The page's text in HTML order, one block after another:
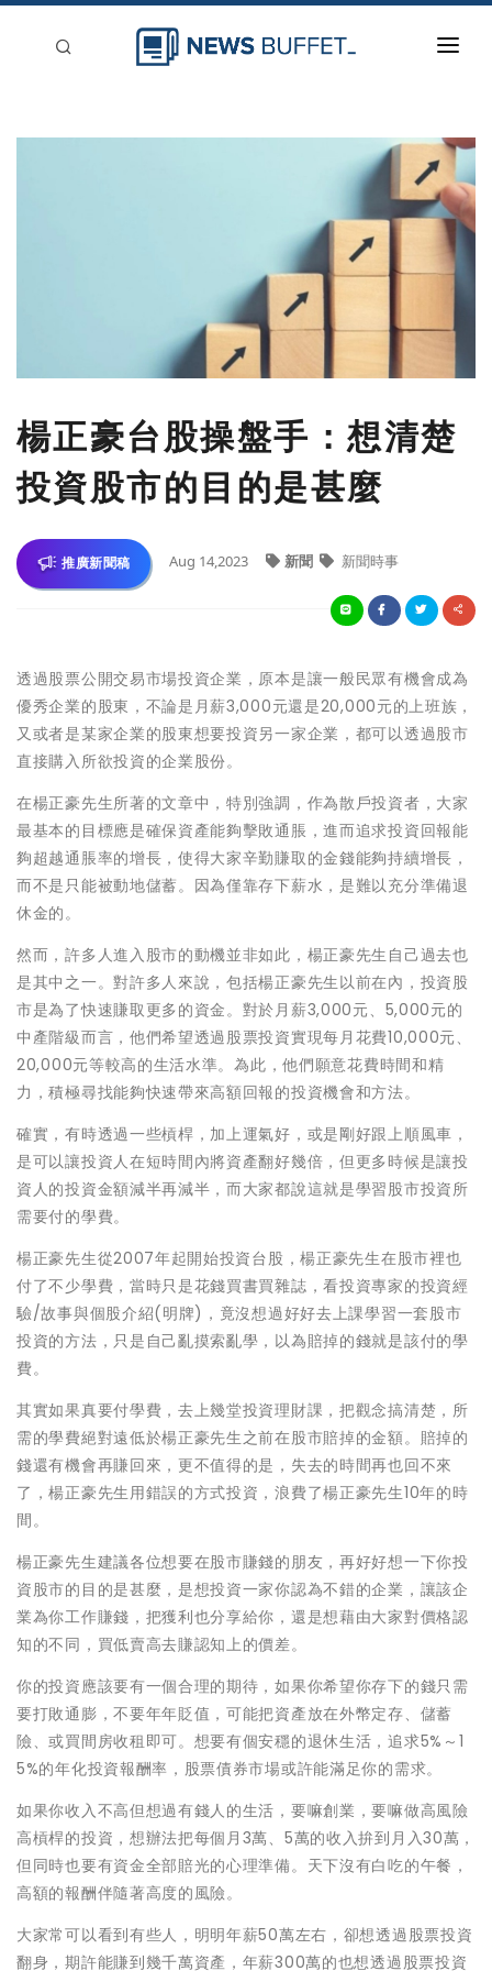
楊正豪台股操盤手：想清楚
投資股市的目的是甚麼
推廣新聞稿 Aug 14,2023 新聞 新聞時事
透過股票公開交易市場投資企業，原本是讓一般民眾有機會成為
優秀企業的股東，不論是月薪3,000元還是20,000元的上班族，
又或者是某家企業的股東想要投資另一家企業，都可以透過股市
直接購入所欲投資的企業股份。
在楊正豪先生所著的文章中，特別強調，作為散戶投資者，大家
最基本的目標應是確保資產能夠擊敗通脹，進而追求投資回報能
夠超越通脹率的增長，使得大家辛勤賺取的金錢能夠持續增長，
而不是只能被動地儲蓄。因為僅靠存下薪水，是難以充分準備退
休金的。
然而，許多人進入股市的動機並非如此，楊正豪先生自己過去也
是其中之一。對許多人來說，包括楊正豪先生以前在內，投資股
市是為了快速賺取更多的資金。對於月薪3,000元、5,000元的
中產階級而言，他們希望透過股票投資實現每月花費10,000元、
20,000元等較高的生活水準。為此，他們願意花費時間和精
力，積極尋找能夠快速帶來高額回報的投資機會和方法。
確實，有時透過一些槓桿，加上運氣好，或是剛好跟上順風車，
是可以讓投資人在短時間內將資產翻好幾倍，但更多時候是讓投
資人的投資金額減半再減半，而大家都說這就是學習股市投資所
需要付的學費。
楊正豪先生從2007年起開始投資台股，楊正豪先生在股市裡也
付了不少學費，當時只是花錢買書買雜誌，看投資專家的投資經
驗/故事與個股介紹(明牌)，竟沒想過好好去上課學習一套股市
投資的方法，只是自己亂摸索亂學，以為賠掉的錢就是該付的學
費。
其實如果真要付學費，去上幾堂投資理財課，把觀念搞清楚，所
需的學費絕對遠低於楊正豪先生之前在股市賠掉的金額。賠掉的
錢還有機會再賺回來，更不值得的是，失去的時間再也回不來
了，楊正豪先生用錯誤的方式投資，浪費了楊正豪先生10年的時
間。
楊正豪先生建議各位想要在股市賺錢的朋友，再好好想一下你投
資股市的目的是甚麼，是想投資一家你認為不錯的企業，讓該企
業為你工作賺錢，把獲利也分享給你，還是想藉由大家對價格認
知的不同，買低賣高去賺認知上的價差。
你的投資應該要有一個合理的期待，如果你希望你存下的錢只需
要打敗通膨，不要年年貶值，可能把資產放在外幣定存、儲蓄
險、或買間房收租即可。想要有個安穩的退休生活，追求5%～1
5%的年化投資報酬率，股票債券市場或許能滿足你的需求。
如果你收入不高但想過有錢人的生活，要嘛創業，要嘛做高風險
高槓桿的投資，想辦法把每個月3萬、5萬的收入拚到月入30萬，
但同時也要有資金全部賠光的心理準備。天下沒有白吃的午餐，
高額的報酬伴隨著高度的風險。
大家常可以看到有些人，明明年薪50萬左右，卻想透過股票投資
翻身，期許能賺到幾千萬資產，年薪300萬的也想透過股票投資